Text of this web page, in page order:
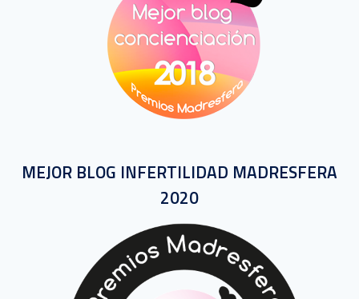
MEJOR BLOG INFERTILIDAD MADRESFERA
2020